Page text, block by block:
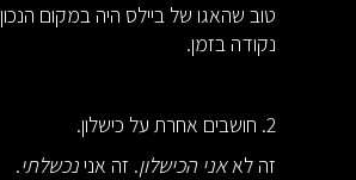
טוב שהאגו של ביילס היה במקום
נקודה בזמן.
2. חושבים אחרת על כישלון.
זה לאאני הכישלון. זה אנינכשלתי.